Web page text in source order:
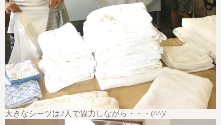
大きなシーツは2人で協力しながら・・・(^^)/